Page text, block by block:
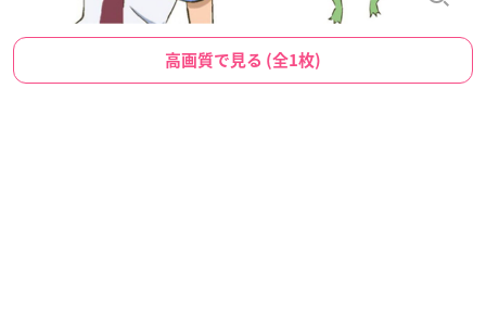
高画質で見る (全1枚)